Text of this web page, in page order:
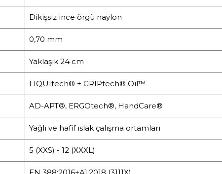
Dikişsiz ince örgü naylon
0,70 mm
Yaklaşık 24 cm
LIQUItech® + GRIPtech® Oil™
AD-APT®, ERGOtech®, HandCare®
Yağlı ve hafif ıslak çalışma ortamları
5 (XXS) - 12 (XXXL)
EN 388:2016+A1:2018 (3111X)